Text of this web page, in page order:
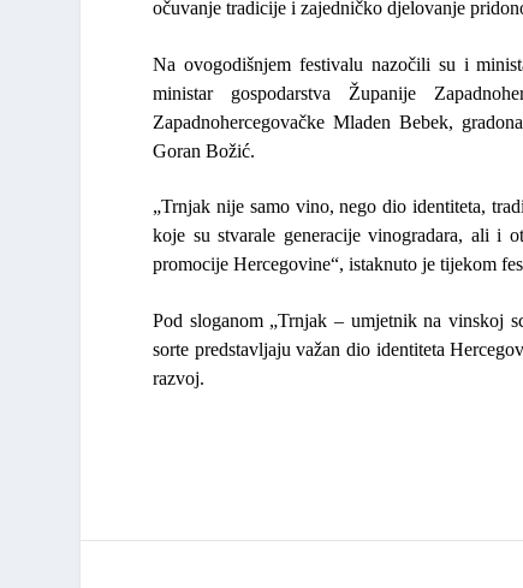
očuvanje tradicije i zajedničko djelovanje
Na ovogodišnjem festivalu nazočili su i
ministar gospodarstva Županije
ZapadnohercegovačkeMladen Bebek,
Goran Božić.
„Trnjak nije samo vino, nego dio identiteta,
koje su stvarale generacije vinogradara, ali i
promocije Hercegovine“, istaknuto je tijekom
Pod sloganom „Trnjak – umjetnik na vinskoj
sorte predstavljaju važan dio identiteta
razvoj.